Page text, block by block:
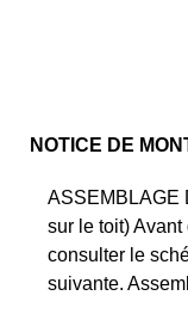
NOTICE DE
ASSEMBLAGE
sur le toit)
consulter le
suivante.